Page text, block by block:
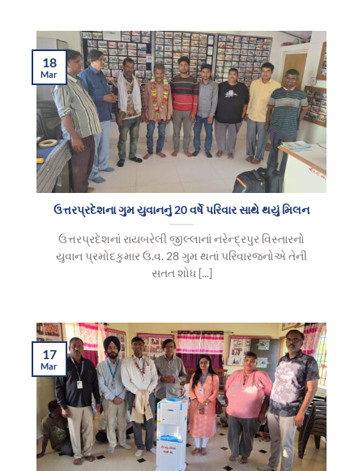
ઉત્તરપ્રદેશના ગુમ યુવાનનું 20 વર્ષે પરિવાર સાથે થયું મિલન
ઉત્તરપ્રદેશનાં રાયબરેલી જીલ્લાનાં નરેન્દ્રપુર વિસ્તારનો
યુવાન પ્રમોદકુમાર ઉ.વ. 28 ગુમ થતાં પરિવારજનોએ તેની
સતત શોધ [...]
18
Mar
17
Mar